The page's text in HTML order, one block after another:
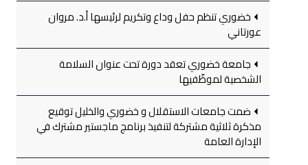
خضوري تنظم حفل وداع وتكريم لرئيسها أ.د. مروان
عورتاني
جامعة خضوري تعقد دورة تحت عنوان السلامة
الشخصية لموظّفيها
ضمت جامعات الاستقلال و خضوري والخليل توقيع
مذكرة ثلاثية مشتركة لتنفيذ برنامج ماجستير مشترك في
الإدارة العامة